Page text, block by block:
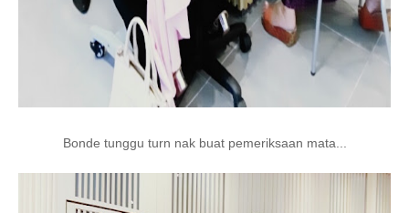
Bonde tunggu turn nak buat pemeriksaan mata...